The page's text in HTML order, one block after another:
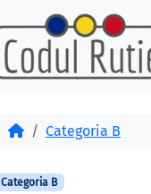
AcasăCategoria B
Categoria B